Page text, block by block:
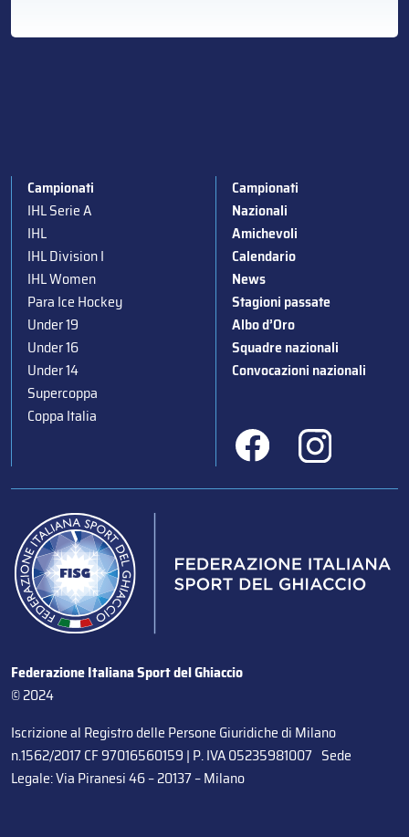
Campionati
IHL Serie A
IHL
IHL Division I
IHL Women
Para Ice Hockey
Under 19
Under 16
Under 14
Supercoppa
Coppa Italia
Campionati
Nazionali
Amichevoli
Calendario
News
Stagioni passate
Albo d’Oro
Squadre nazionali
Convocazioni nazionali
Federazione Italiana Sport del Ghiaccio
© 2024
Iscrizione al Registro delle Persone Giuridiche di Milano
n.1562/2017 CF 97016560159 | P. IVA 05235981007 Sede
Legale: Via Piranesi 46 – 20137 – Milano